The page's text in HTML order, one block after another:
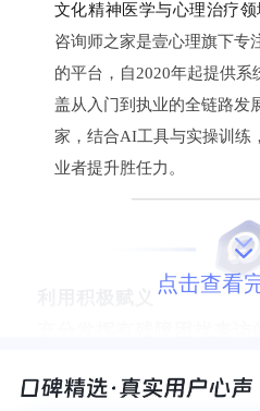
文化精神医学与心理治疗领
咨询师之家是壹心理旗下专
的平台，自2020年起提供系
盖从入门到执业的全链路发
家，结合AI工具与实操训练
业者提升胜任力。
何更好地做针对性心理治疗？
点击查看